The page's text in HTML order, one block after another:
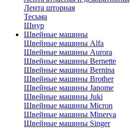
Лента шторная
Тесьма
Шнур
Швейные машины
Швейные машины Alfa
Швейные машины Aurora
Швейные машины Bernette
Швейные машины Bernina
Швейные машины Brother
Швейные машины Janome
Швейные машины Juki
Швейные машины Micron
Швейные машины Minerva
Швейные машины Singer